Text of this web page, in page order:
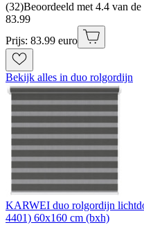
(32)Beoordeeld met 4.4 van
83.99
Prijs: 83.99 euro
Bekijk alles in duo rolgordijn
KARWEI duo rolgordijn
4401) 60x160 cm (bxh)